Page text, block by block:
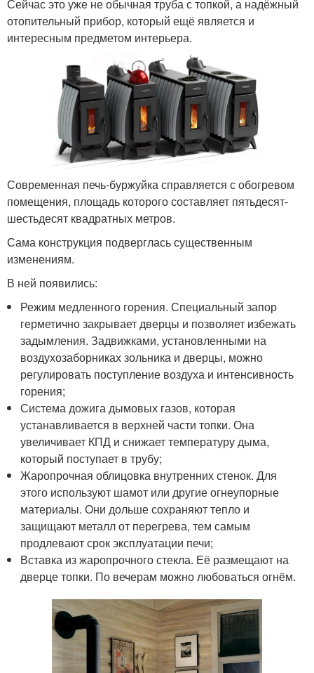
Сейчас это уже не обычная труба с топкой, а надёжный
отопительный прибор, который ещё является и
интересным предметом интерьера.
Современная печь-буржуйка справляется с обогревом
помещения, площадь которого составляет пятьдесят-
шестьдесят квадратных метров.
Сама конструкция подверглась существенным
изменениям.
В ней появились:
Режим медленного горения. Специальный запор
герметично закрывает дверцы и позволяет избежать
задымления. Задвижками, установленными на
воздухозаборниках зольника и дверцы, можно
регулировать поступление воздуха и интенсивность
горения;
Система дожига дымовых газов, которая
устанавливается в верхней части топки. Она
увеличивает КПД и снижает температуру дыма,
который поступает в трубу;
Жаропрочная облицовка внутренних стенок. Для
этого используют шамот или другие огнеупорные
материалы. Они дольше сохраняют тепло и
защищают металл от перегрева, тем самым
продлевают срок эксплуатации печи;
Вставка из жаропрочного стекла. Её размещают на
дверце топки. По вечерам можно любоваться огнём.